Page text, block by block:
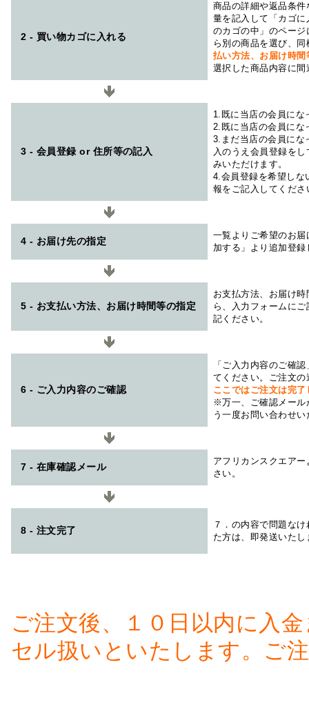
2 - 買い物カゴに入れる
商品の詳細や返品条
量を記入して「カゴ
のカゴの中」のペー
ら別の商品を選び、
払い方法、お届け時
選択した商品内容に
3 - 会員登録 or 住所等の記入
1.既に当店の会員にな
2.既に当店の会員にな
3.まだ当店の会員にな
入のうえ会員登録を
みいただけます。
4.会員登録を希望しな
報をご記入してくださ
4 - お届け先の指定
一覧よりご希望のお
加する」より追加登
5 - お支払い方法、お届け時間等の指定
お支払方法、お届け
ら、入力フォームに
記ください。
6 - ご入力内容のご確認
「ご入力内容のご確
てください。ご注文
ここではご注文は完
※万一、ご確認メール
う一度お問い合わせ
7 - 在庫確認メール
アフリカンスクエアー
さい。
8 - 注文完了
７．の内容で問題な
た方は、即発送いたし
ご注文後、１０日以内に入
セル扱いといたします。ご